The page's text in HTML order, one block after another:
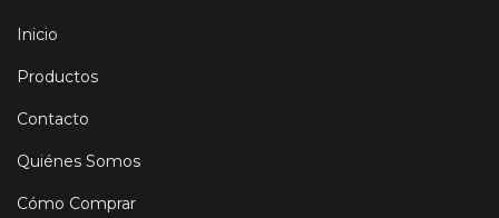
Inicio
Productos
Contacto
Quiénes Somos
Cómo Comprar